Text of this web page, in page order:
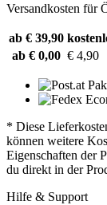
Versandkosten für
ab € 39,90
ab € 0,00 € 4,90
* Diese
können weitere
Eigenschaften der
du direkt in der
Hilfe & Support